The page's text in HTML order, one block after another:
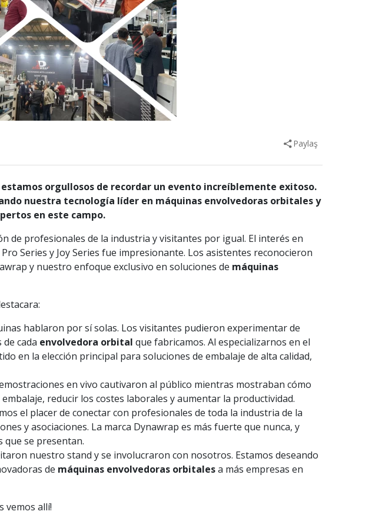
Paylaş
orgullosos de recordar un evento increíblemente exitoso.
nuestra tecnología líder en máquinas envolvedoras orbitales y
en este campo.
de profesionales de la industria y visitantes por igual. El interés en
Pro Series y Joy Series fue impresionante. Los asistentes reconocieron
y nuestro enfoque exclusivo en soluciones de máquinas
hablaron por sí solas. Los visitantes pudieron experimentar de
cada envolvedora orbital que fabricamos. Al especializarnos en el
en la elección principal para soluciones de embalaje de alta calidad,
en vivo cautivaron al público mientras mostraban cómo
reducir los costes laborales y aumentar la productividad.
el placer de conectar con profesionales de toda la industria de la
y asociaciones. La marca Dynawrap es más fuerte que nunca, y
que se presentan.
nuestro stand y se involucraron con nosotros. Estamos deseando
de máquinas envolvedoras orbitalesa más empresas en
vemos allí!